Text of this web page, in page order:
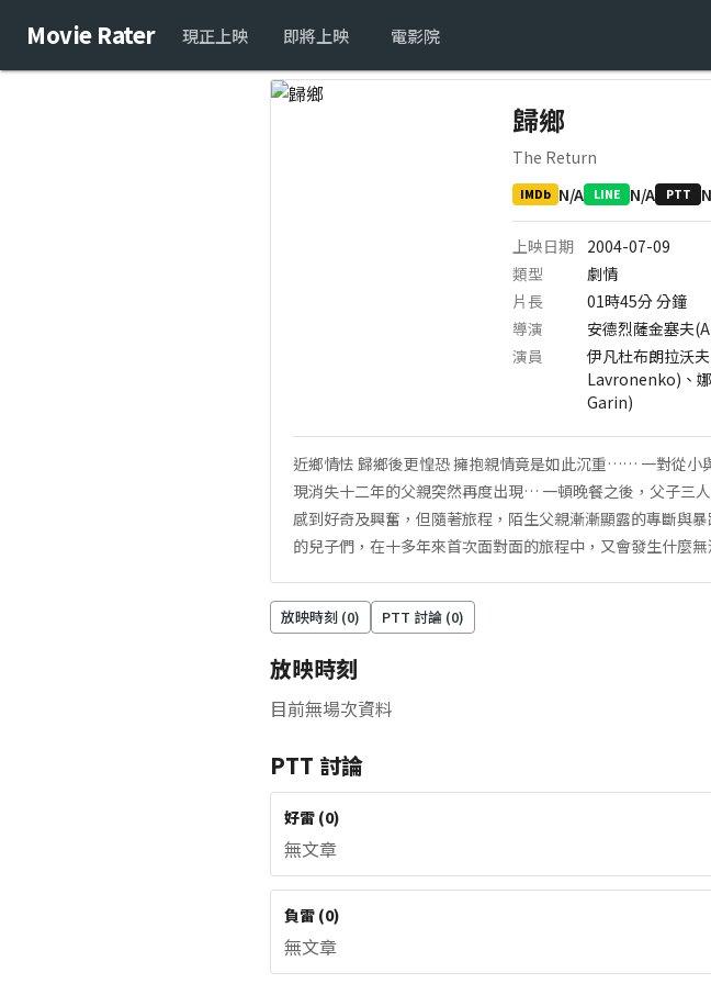
Movie Rater 現正上映 即將上映 電影院
歸鄉
The Return
IMDb N/A LINE N/A PTT
上映日期
2004-07-09
類型
劇情
片長
01時45分分鐘
導演
安德烈薩金塞夫
演員
伊凡杜布朗拉沃
Lavronenko)、
Garin)
近鄉情怯 歸鄉後更惶恐 擁抱親情竟是如此沉重…… 一對從小
現消失十二年的父親突然再度出現… 一頓晚餐之後，父子三
感到好奇及興奮，但隨著旅程，陌生父親漸漸顯露的專斷與
的兒子們，在十多年來首次面對面的旅程中，又會發生什麼無
放映時刻 (0) PTT 討論 (0)
放映時刻
目前無場次資料
PTT 討論
好雷 (0)
無文章
負雷 (0)
無文章